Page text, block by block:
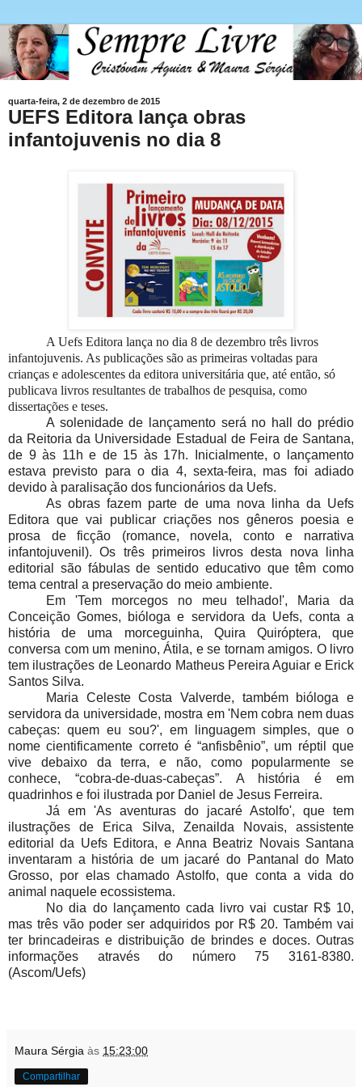
quarta-feira, 2 de dezembro de 2015
UEFS Editora lança obras
infantojuvenis no dia 8
A Uefs Editora lança no dia 8 de dezembro três livros
infantojuvenis. As publicações são as primeiras voltadas para
crianças e adolescentes da editora universitária que, até então, só
publicava livros resultantes de trabalhos de pesquisa, como
dissertações e teses.
A solenidade de lançamento será no hall do prédio
da Reitoria da Universidade Estadual de Feira de Santana,
de 9 às 11h e de 15 às 17h. Inicialmente, o lançamento
estava previsto para o dia 4, sexta-feira, mas foi adiado
devido à paralisação dos funcionários da Uefs.
As obras fazem parte de uma nova linha da Uefs
Editora que vai publicar criações nos gêneros poesia e
prosa de ficção (romance, novela, conto e narrativa
infantojuvenil). Os três primeiros livros desta nova linha
editorial são fábulas de sentido educativo que têm como
tema central a preservação do meio ambiente.
Em 'Tem morcegos no meu telhado!', Maria da
Conceição Gomes, bióloga e servidora da Uefs, conta a
história de uma morceguinha, Quira Quiróptera, que
conversa com um menino, Átila, e se tornam amigos. O livro
tem ilustrações de Leonardo Matheus Pereira Aguiar e Erick
Santos Silva.
Maria Celeste Costa Valverde, também bióloga e
servidora da universidade, mostra em 'Nem cobra nem duas
cabeças: quem eu sou?', em linguagem simples, que o
nome cientificamente correto é “anfisbênio”, um réptil que
vive debaixo da terra, e não, como popularmente se
conhece, “cobra-de-duas-cabeças”. A história é em
quadrinhos e foi ilustrada por Daniel de Jesus Ferreira.
Já em 'As aventuras do jacaré Astolfo', que tem
ilustrações de Erica Silva, Zenailda Novais, assistente
editorial da Uefs Editora, e Anna Beatriz Novais Santana
inventaram a história de um jacaré do Pantanal do Mato
Grosso, por elas chamado Astolfo, que conta a vida do
animal naquele ecossistema.
No dia do lançamento cada livro vai custar R$ 10,
mas três vão poder ser adquiridos por R$ 20. Também vai
ter brincadeiras e distribuição de brindes e doces. Outras
informações através do número 75 3161-8380.
(Ascom/Uefs)
Maura Sérgia às 15:23:00
Compartilhar